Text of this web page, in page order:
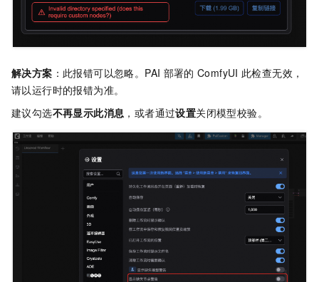
解决方案 ：此报错可以忽略。PAI 部署的 ComfyUI 此检查无效，
请以运行时的报错为准。
建议勾选不再显示此消息 ，或者通过设置关闭模型校验。